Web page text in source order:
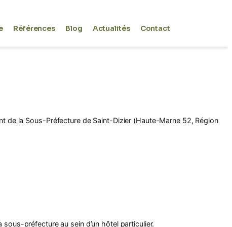
Références Blog Actualités Contact
de la Sous-Préfecture de Saint-Dizier (Haute-Marne 52, Région
préfecture au sein d’un hôtel particulier.